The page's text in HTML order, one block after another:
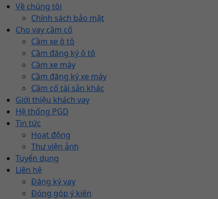
Về chúng tôi
Chính sách bảo mật
Cho vay cầm cố
Cầm xe ô tô
Cầm đăng ký ô tô
Cầm xe máy
Cầm đăng ký xe máy
Cầm cố tài sản khác
Giới thiệu khách vay
Hệ thống PGD
Tin tức
Hoạt động
Thư viện ảnh
Tuyển dụng
Liên hệ
Đăng ký vay
Đóng góp ý kiến